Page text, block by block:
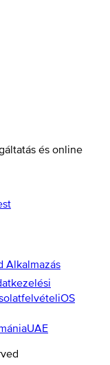
és online
Alkalmazás
iOS
UAE